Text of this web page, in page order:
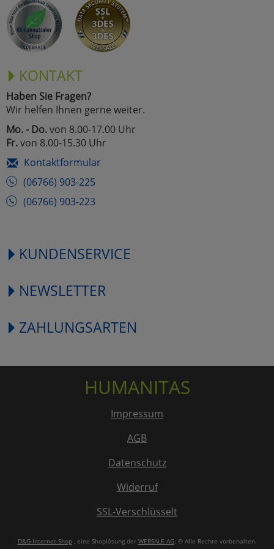
KONTAKT
Haben Sie Fragen?
Wir helfen Ihnen gerne weiter.
Mo. - Do.von 8.00-17.00 Uhr
Fr.von 8.00-15.30 Uhr
Kontaktformular
(06766) 903-225
(06766) 903-223
KUNDENSERVICE
NEWSLETTER
ZAHLUNGSARTEN
HUMANITAS
Impressum
AGB
Datenschutz
Widerruf
SSL-Verschlüsselt
D&G-Internet-Shop, eine Shoplösung der WEBSALE AG. © Alle Rechte vorbehalten.
Marketing
Alle Akzeptieren
Cookies
Einstellungen speichern